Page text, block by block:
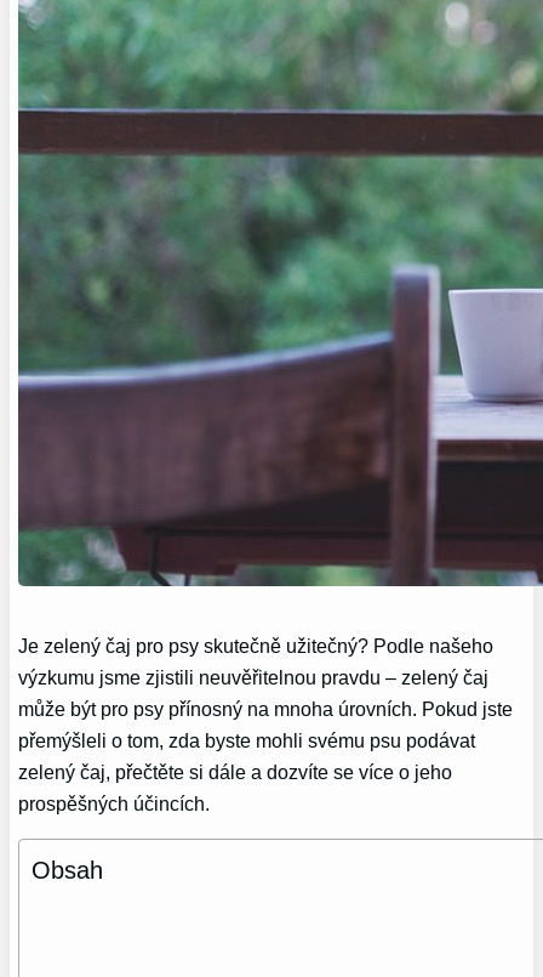
Je zelený čaj pro psy skutečně užitečný? Podle našeho
výzkumu jsme zjistili neuvěřitelnou pravdu – zelený čaj
může být pro psy přínosný na mnoha úrovních. Pokud jste
přemýšleli o tom, zda byste mohli svému psu podávat
zelený čaj, přečtěte si dále a dozvíte se více o jeho
prospěšných účincích.
Obsah